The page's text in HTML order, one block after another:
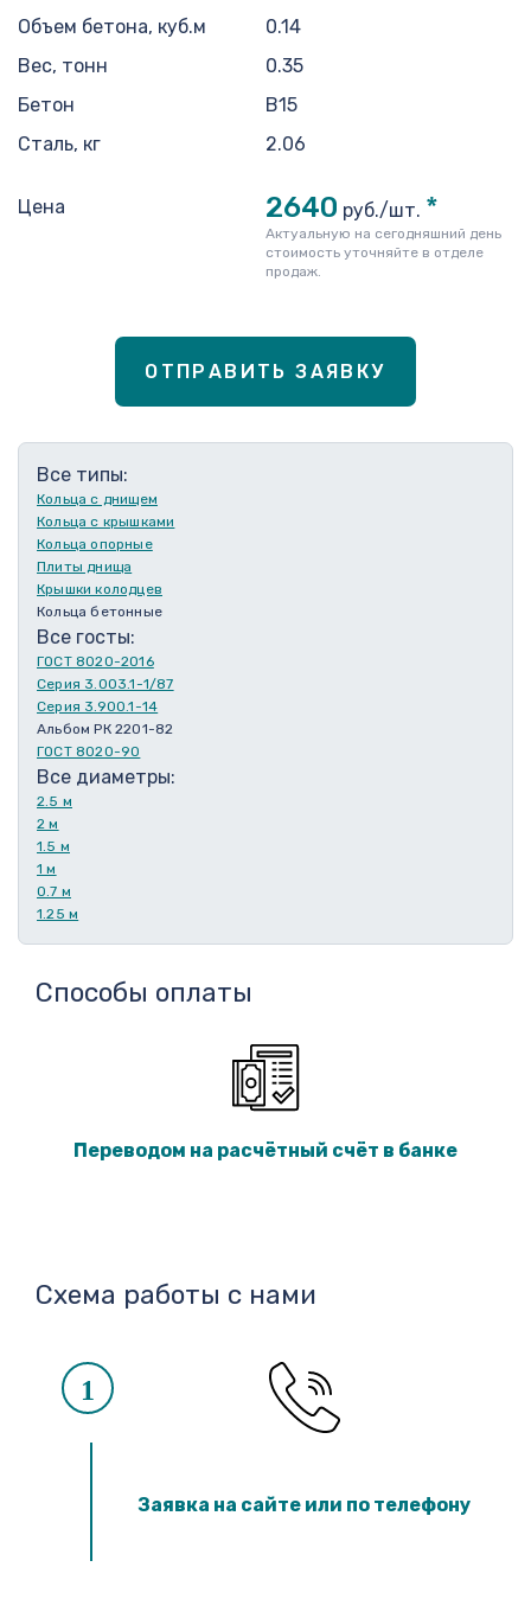
Объем бетона, куб.м
0.14
Вес, тонн
0.35
Бетон
B15
Сталь, кг
2.06
Цена 2640 руб./шт. *
Актуальную на сегодняшний день
стоимость уточняйте в отделе
продаж.
ОТПРАВИТЬ ЗАЯВКУ
Все типы:
Кольца с днищем
Кольца с крышками
Кольца опорные
Плиты днища
Крышки колодцев
Кольца бетонные
Все госты:
ГОСТ 8020-2016
Серия 3.003.1-1/87
Серия 3.900.1-14
Альбом РК 2201-82
ГОСТ 8020-90
Все диаметры:
2.5 м
2 м
1.5 м
1 м
0.7 м
1.25 м
Способы оплаты
Переводом на расчётный счёт в банке
Схема работы с нами
1
Заявка на сайте или по телефону